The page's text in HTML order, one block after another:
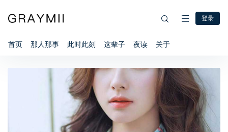
登录
首页 那人那事 此时此刻 这辈子 夜读 关于